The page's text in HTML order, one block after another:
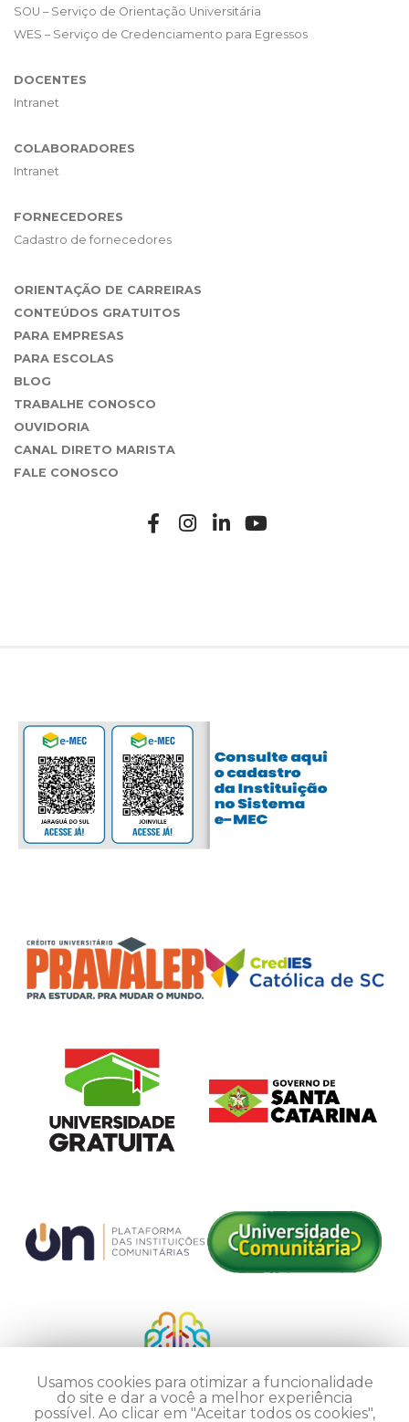
SOU – Serviço de Orientação Universitária
WES – Serviço de Credenciamento para Egressos
DOCENTES
Intranet
COLABORADORES
Intranet
FORNECEDORES
Cadastro de fornecedores
ORIENTAÇÃO DE CARREIRAS
CONTEÚDOS GRATUITOS
PARA EMPRESAS
PARA ESCOLAS
BLOG
TRABALHE CONOSCO
OUVIDORIA
CANAL DIRETO MARISTA
FALE CONOSCO
Usamos cookies para otimizar a funcionalidade
do site e dar a você a melhor experiência
possível. Ao clicar em "Aceitar todos os cookies",